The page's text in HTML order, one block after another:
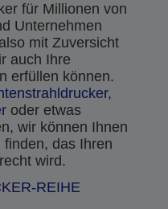
für Millionen von
Unternehmen
mit Zuversicht
auch Ihre
erfüllen können.
,
oder etwas
wir können Ihnen
finden, das Ihren
wird.
REIHE